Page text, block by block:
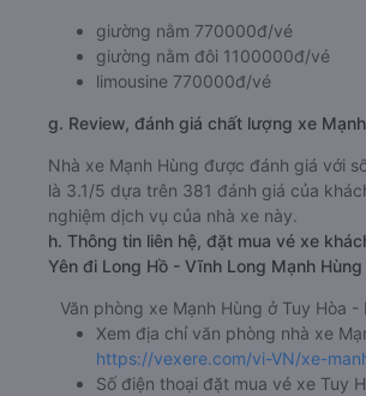
giường nằm 770000đ/vé
giường nằm đôi 1100000đ/vé
limousine 770000đ/vé
g. Review, đánh giá chất lượng xe
Nhà xe Mạnh Hùng được đánh giá với
là 3.1/5 dựa trên 381 đánh giá của
nghiệm dịch vụ của nhà xe này.
h. Thông tin liên hệ, đặt mua vé xe
Yên đi Long Hồ - Vĩnh Long Mạnh Hùng
Văn phòng xe Mạnh Hùng ở Tuy Hòa -
Xem địa chỉ văn phòng nhà xe
https://vexere.com/vi-VN/xe-
Số điện thoại đặt mua vé xe Tuy